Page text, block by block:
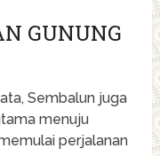
GUNUNG
Sembalun juga
menuju
perjalanan